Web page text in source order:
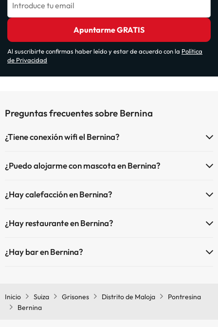
Introduce tu email
Apuntarme GRATIS
Al suscribirte confirmas haber leído y estar de acuerdo con la Política
de Privacidad
Preguntas frecuentes sobre Bernina
¿Tiene conexión wifi el Bernina?
¿Puedo alojarme con mascota en Bernina?
en hotel). Consulta las condiciones.
¿Hay calefacción en Bernina?
¿Hay restaurante en Bernina?
¿Hay bar en Bernina?
Inicio Suiza Grisones Distrito de Maloja
Pontresina
Bernina